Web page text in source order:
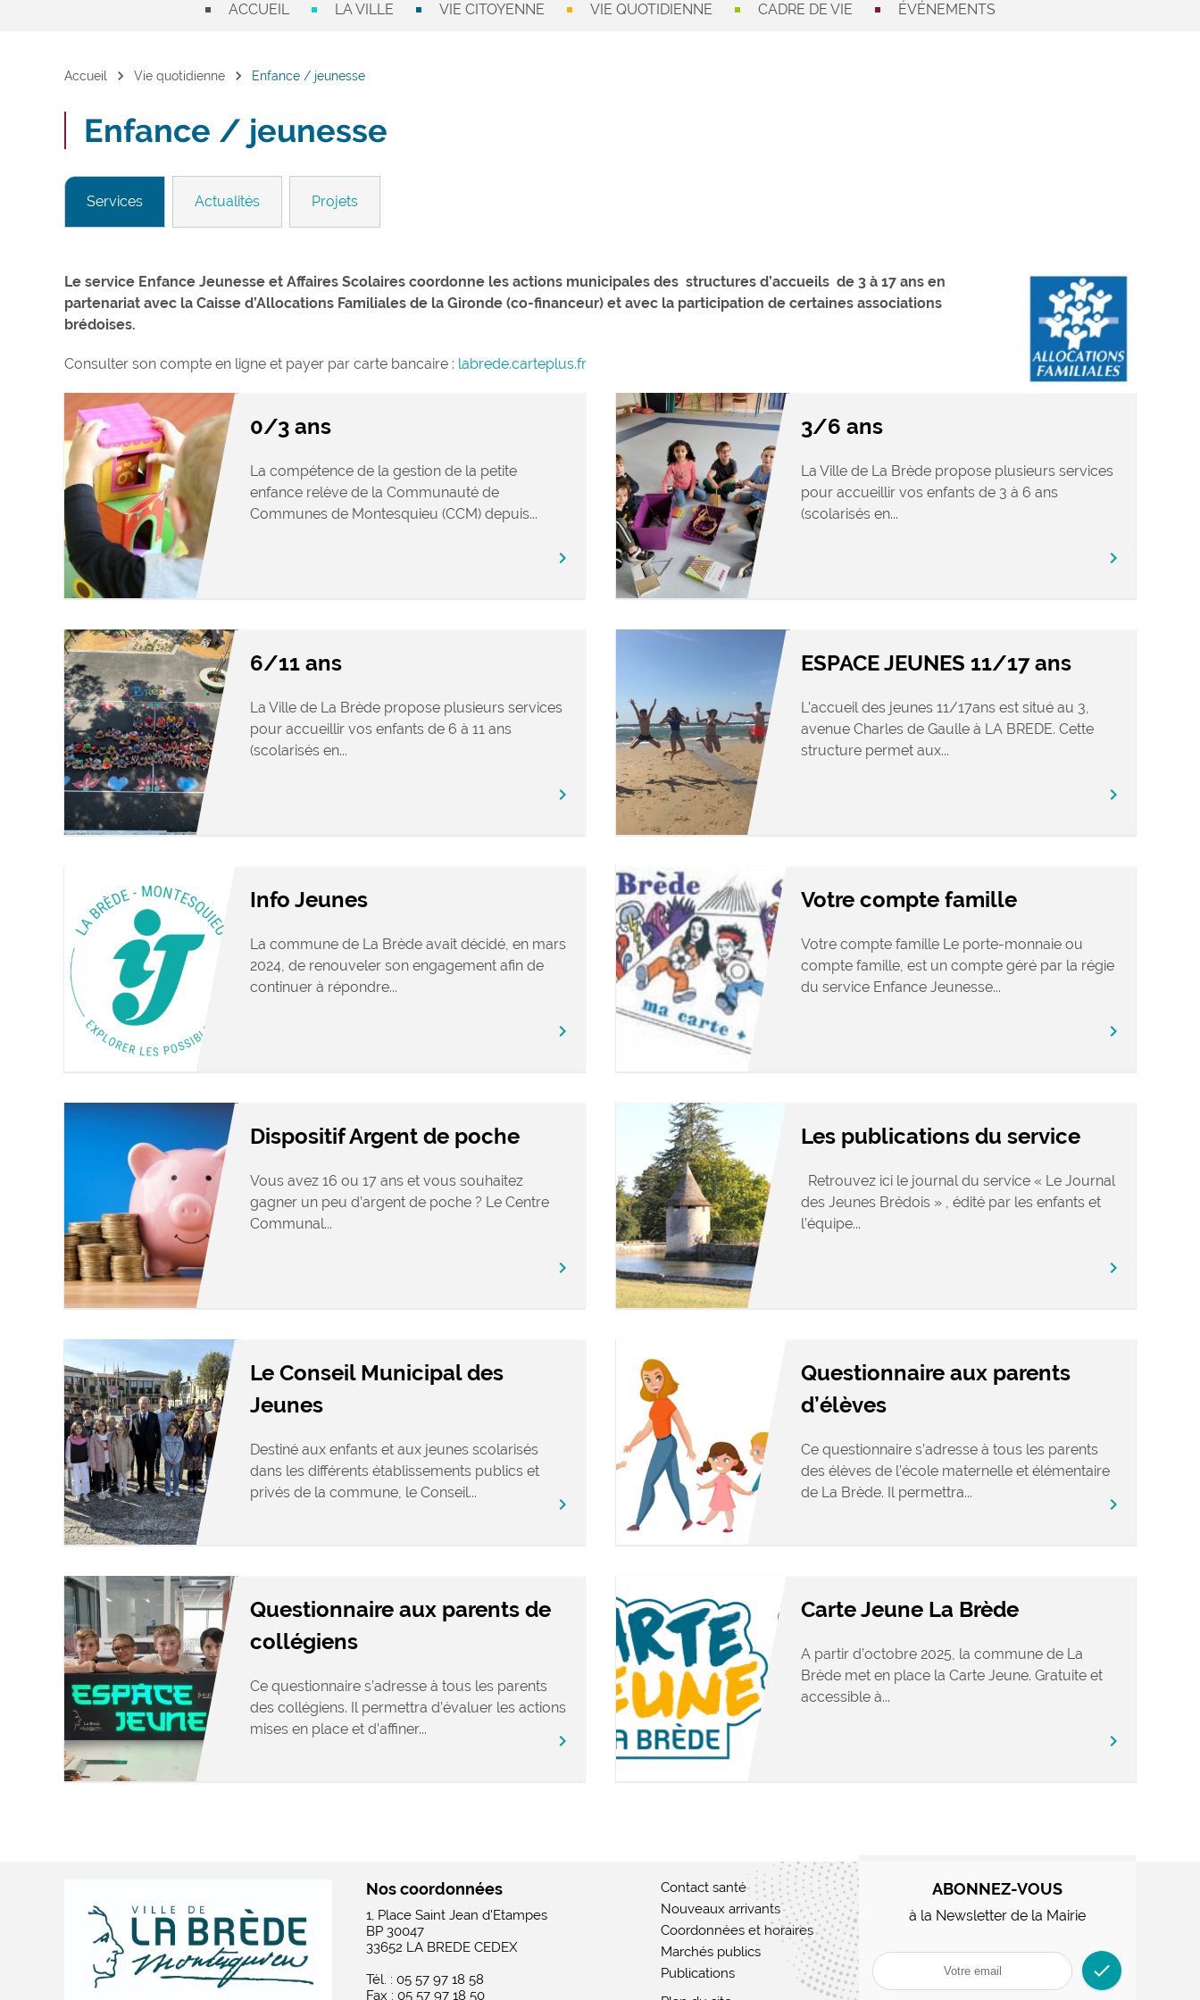
ACCUEIL LA VILLE VIE CITOYENNE VIE QUOTIDIENNE CADRE DE VIE ÉVÉNEMENTS
Accueil chevron_right Vie quotidienne chevron_right Enfance / jeunesse
Enfance / jeunesse
Services Actualités Projets
Le service Enfance Jeunesse et Affaires Scolaires coordonne les actions municipales des structures d’accueils de 3 à 17 ans en
partenariat avec la Caisse d’Allocations Familiales de la Gironde (co-financeur) et avec la participation de certaines associations
brédoises.
Consulter son compte en ligne et payer par carte bancaire : labrede.carteplus.fr
0/3 ans
La compétence de la gestion de la petite
enfance relève de la Communauté de
Communes de Montesquieu (CCM) depuis...
chevron_right
3/6 ans
La Ville de La Brède propose plusieurs services
pour accueillir vos enfants de 3 à 6 ans
(scolarisés en...
chevron_right
6/11 ans
La Ville de La Brède propose plusieurs services
pour accueillir vos enfants de 6 à 11 ans
(scolarisés en...
chevron_right
ESPACE JEUNES 11/17 ans
L’accueil des jeunes 11/17ans est situé au 3,
avenue Charles de Gaulle à LA BREDE. Cette
structure permet aux...
chevron_right
Info Jeunes
La commune de La Brède avait décidé, en mars
2024, de renouveler son engagement afin de
continuer à répondre...
chevron_right
Votre compte famille
Votre compte famille Le porte-monnaie ou
compte famille, est un compte géré par la régie
du service Enfance Jeunesse...
chevron_right
Dispositif Argent de poche
Vous avez 16 ou 17 ans et vous souhaitez
gagner un peu d’argent de poche ? Le Centre
Communal...
chevron_right
Les publications du service
Retrouvez ici le journal du service « Le Journal
des Jeunes Brédois » , édité par les enfants et
l’équipe...
chevron_right
Le Conseil Municipal des
Jeunes
Destiné aux enfants et aux jeunes scolarisés
dans les différents établissements publics et
privés de la commune, le Conseil...
chevron_right
Questionnaire aux parents
d’élèves
Ce questionnaire s’adresse à tous les parents
des élèves de l’école maternelle et élémentaire
de La Brède. Il permettra...
chevron_right
Questionnaire aux parents de
collégiens
Ce questionnaire s’adresse à tous les parents
des collégiens. Il permettra d’évaluer les actions
mises en place et d’affiner...
chevron_right
Carte Jeune La Brède
A partir d’octobre 2025, la commune de La
Brède met en place la Carte Jeune. Gratuite et
accessible à...
chevron_right
Nos coordonnées
1, Place Saint Jean d'Etampes
BP 30047
33652 LA BREDE CEDEX
Tél. : 05 57 97 18 58
Fax : 05 57 97 18 50
Contact santé
Nouveaux arrivants
Coordonnées et horaires
Marchés publics
Publications
ABONNEZ-VOUS
à la Newsletter de la Mairie
check